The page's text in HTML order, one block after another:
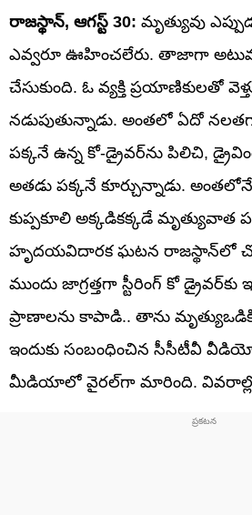
రాజస్థాన్‌, ఆగస్ట్‌ 30: మృత్యువు
ఎవ్వరూ ఊహించలేరు. తాజాగా
చేసుకుంది. ఓ వ్యక్తి ప్రయాణికులతో
నడుపుతున్నాడు. అంతలో ఏదో
పక్కనే ఉన్న కో-డ్రైవర్‌ను పిలిచి,
అతడు పక్కనే కూర్చున్నాడు.
కుప్పకూలి అక్కడికక్కడే మృత్యువాత
హృదయవిదారక ఘటన రాజస్థాన్‌లో
ముందు జాగ్రత్తగా స్టీరింగ్‌ కో
ప్రాణాలను కాపాడి.. తాను మృత్యుఒడికి
ఇందుకు సంబంధించిన సీసీటీవీ వీడియో
మీడియాలో వైరల్‌గా మారింది.